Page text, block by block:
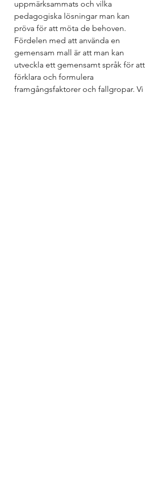
uppmärksammats och vilka
pedagogiska lösningar man kan
pröva för att möta de behoven.
Fördelen med att använda en
gemensam mall är att man kan
utveckla ett gemensamt språk för att
förklara och formulera
framgångsfaktorer och fallgropar. Vi